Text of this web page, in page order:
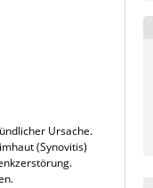
Ursache.
(Synovitis)